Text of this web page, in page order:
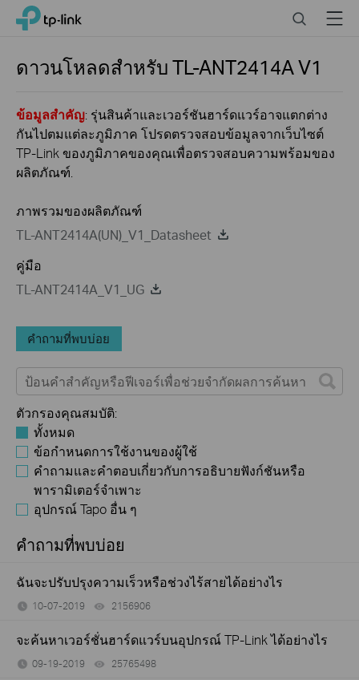
Click
navigation
TP-Link, Reliably Smart SearchMenu
ดาวนโหลดสำหรับTL-ANT2414AV1
ข้อมูลสำคัญ: รุ่นสินค้าและเวอร์ชันฮาร์ดแวร์อาจแตกต่าง
กันไปตมแต่ละภูมิภาค โปรดตรวจสอบข้อมูลจากเว็บไซต์
TP-Link ของภูมิภาคของคุณเพื่อตรวจสอบความพร้อมของ
ผลิตภัณฑ์.
ภาพรวมของผลิตภัณฑ์
TL-ANT2414A(UN)_V1_Datasheet
คู่มือ
TL-ANT2414A_V1_UG
คำถามที่พบบ่อย
ตัวกรองคุณสมบัติ:
ทั้งหมด
ข้อกำหนดการใช้งานของผู้ใช้
คำถามและคำตอบเกี่ยวกับการอธิบายฟังก์ชันหรือ
พารามิเตอร์จำเพาะ
อุปกรณ์ Tapo อื่น ๆ
คำถามที่พบบ่อย
ฉันจะปรับปรุงความเร็วหรือช่วงไร้สายได้อย่างไร
10-07-2019 2156906
จะค้นหาเวอร์ชั่นฮาร์ดแวร์บนอุปกรณ์ TP-Link ได้อย่างไร
09-19-2019 25765498